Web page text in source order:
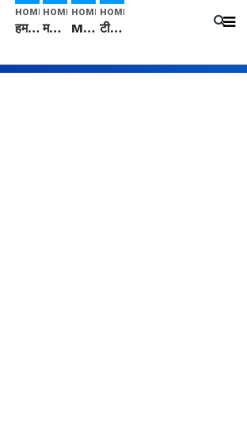
HOME
हम सनातनी..." सांसद kangana Ranaut से क्या बोली लड़की? Viral Jantar-Mantar | CJP protest
HOME
मनीषा हत्याकांड: हत्या, आत्महत्या या कोई बड़ा राज? | Full Story | Josh Haryana
HOME
Mangalsutra: हिंदू धर्म में शादी के बाद मंगलसूत्र क्यों पहनती है महिलाएं, किसने शुरु की ये परंपरा
HOME
टीम बीकेई ने एग्रीकल्चर ग्रेड की यूरिया खाद गट्टों में बदलकर टेक्निकल ग्रेड में बेचने वालों पर करवाई कार्रवाई: लखविंदर सिंह औलख